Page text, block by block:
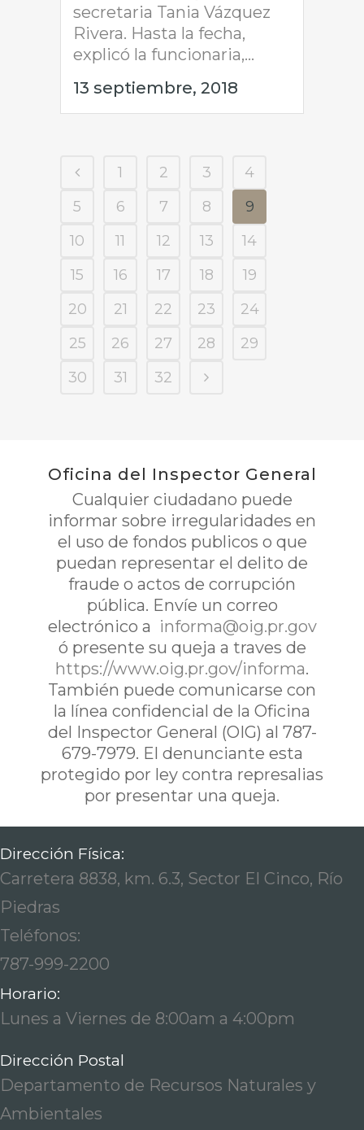
secretaria Tania Vázquez
Rivera. Hasta la fecha,
explicó la funcionaria,...
13 septiembre, 2018
1 2 3
4
5
6 7 8
9
10
11 12 13
14
15
16 17 18
19
20
21 22 23
24
25
26 27 28
29
30
31 32
Oficina del Inspector General
Cualquier ciudadano puede
informar sobre irregularidades en
el uso de fondos publicos o que
puedan representar el delito de
fraude o actos de corrupción
pública. Envíe un correo
electrónico a informa@oig.pr.gov
ó presente su queja a traves de
https://www.oig.pr.gov/informa.
También puede comunicarse con
la línea confidencial de la Oficina
del Inspector General (OIG) al 787-
679-7979. El denunciante esta
protegido por ley contra represalias
por presentar una queja.
Dirección Física:
Carretera 8838, km. 6.3, Sector El Cinco, Río
Piedras
Teléfonos:
787-999-2200
Horario:
Lunes a Viernes de 8:00am a 4:00pm
Dirección Postal
Departamento de Recursos Naturales y
Ambientales